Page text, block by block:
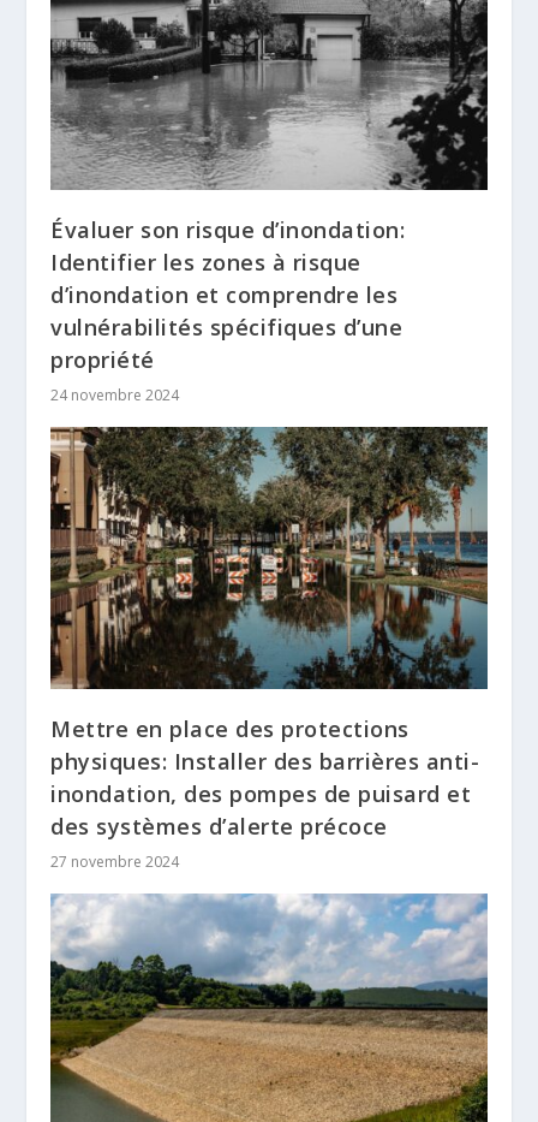
Évaluer son risque d’inondation:
Identifier les zones à risque
d’inondation et comprendre les
vulnérabilités spécifiques d’une
propriété
24 novembre 2024
Mettre en place des protections
physiques: Installer des barrières anti-
inondation, des pompes de puisard et
des systèmes d’alerte précoce
27 novembre 2024